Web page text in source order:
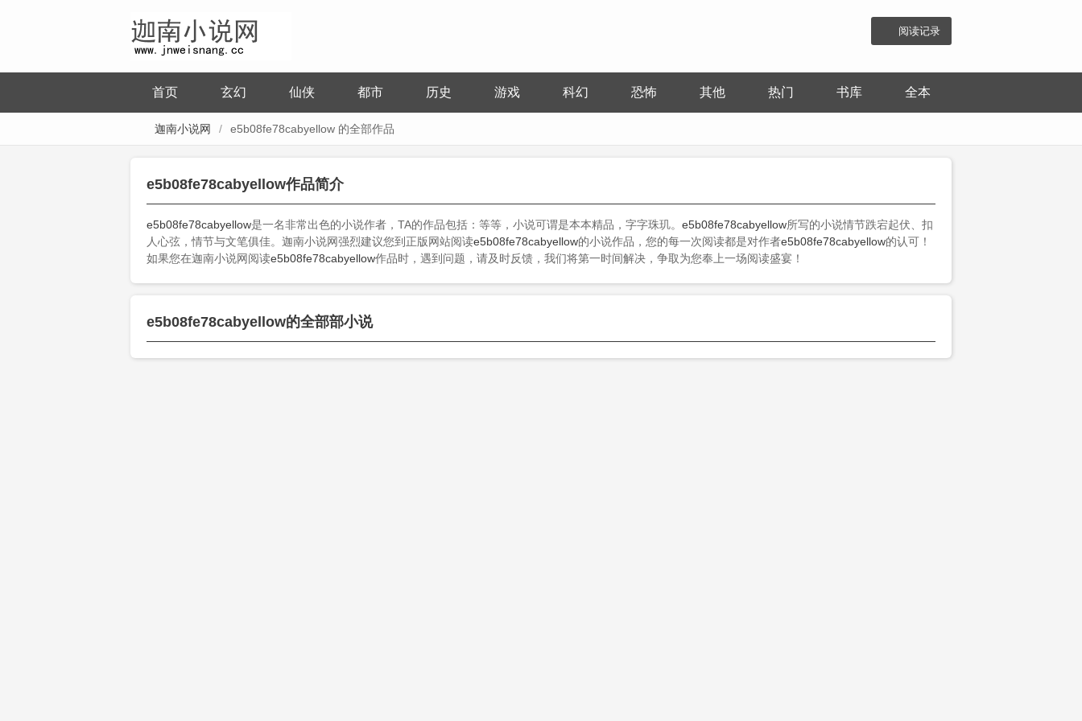
阅读记录
首页 玄幻 仙侠 都市 历史 游戏 科幻 恐怖 其他 热门 书库 全本
迦南小说网 e5b08fe78cabyellow 的全部作品
e5b08fe78cabyellow作品简介
e5b08fe78cabyellow是一名非常出色的小说作者，TA的作品包括：等等，小说可谓是本本精品，字字珠玑。 e5b08fe78cabyellow所写的小说情节跌宕起伏、扣
人心弦，情节与文笔俱佳。迦南小说网强烈建议您到正版网站阅读e5b08fe78cabyellow的小说作品，您的每一次阅读都是对作者e5b08fe78cabyellow的认可！
如果您在迦南小说网阅读e5b08fe78cabyellow作品时，遇到问题，请及时反馈，我们将第一时间解决，争取为您奉上一场阅读盛宴！
e5b08fe78cabyellow的全部部小说